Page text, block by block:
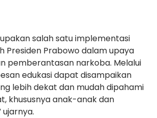
salah satu implementasi
Presiden Prabowo dalam upaya
pemberantasan narkoba. Melalui
edukasi dapat disampaikan
lebih dekat dan mudah dipahami
khususnya anak-anak dan
ujarnya.